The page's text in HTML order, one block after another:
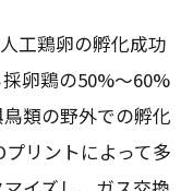
工鶏卵の孵化成功
卵鶏の50%〜60%
類の野外での孵化
リントによって多